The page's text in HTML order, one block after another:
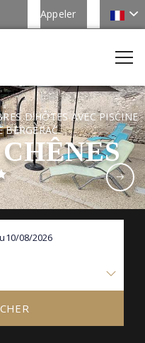
Appeler
D'HÔTES AVEC PISCINE
BERGERAC